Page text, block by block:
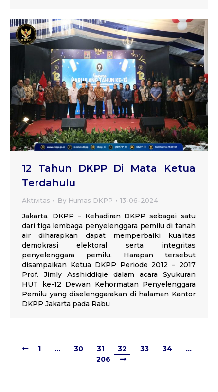
12 Tahun DKPP Di Mata Ketua
Terdahulu
Aktivitas By Humas DKPP 13-06-2024
Jakarta, DKPP – Kehadiran DKPP sebagai satu
dari tiga lembaga penyelenggara pemilu di tanah
air diharapkan dapat memperbaiki kualitas
demokrasi elektoral serta integritas
penyelenggara pemilu. Harapan tersebut
disampaikan Ketua DKPP Periode 2012 – 2017
Prof. Jimly Asshiddiqie dalam acara Syukuran
HUT ke-12 Dewan Kehormatan Penyelenggara
Pemilu yang diselenggarakan di halaman Kantor
DKPP Jakarta pada Rabu
1 … 30 31 32 33 34
…
206